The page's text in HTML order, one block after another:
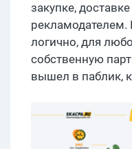
закупке,
рекламодателем.
логично, для
собственную
вышел в паблик,